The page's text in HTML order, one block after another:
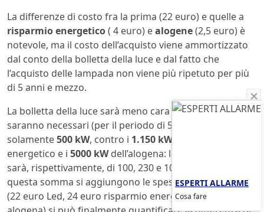
La differenze di costo fra la prima (22 euro) e quelle a
risparmio energetico( 4 euro) ealogene(2,5 euro) è
notevole, ma il costo dell’acquisto viene ammortizzato
dal conto della bolletta della luce e dal fatto che
l’acquisto delle lampada non viene più ripetuto per più
di 5 anni e mezzo.
La bolletta della luce sarà meno cara perché con il LED
saranno necessari (per il periodo di 50000 ore)
solamente500 kW, contro i 1.150 kW
energetico e i 5000 kWdell’alogena: la spesa in bolletta
sarà, rispettivamente, di 100, 230 e 1000 euro. Se a
questa somma si aggiungono le spese per le lampade
(22 euro Led, 24 euro risparmio energetico e 105 euro
ESPERTI ALLARME
Cosa fare